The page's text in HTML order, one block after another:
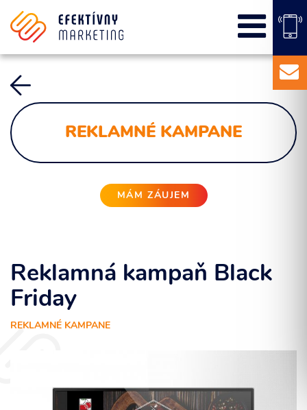
REKLAMNÉ KAMPANE
MÁM ZÁUJEM
Reklamná kampaň Black
Friday
REKLAMNÉ KAMPANE
PPC kampane
Správa sociálnych sietí
Content Marketing
Balíky služieb
Marketingový základ
Externý marketingový manažér pre vašu firmu